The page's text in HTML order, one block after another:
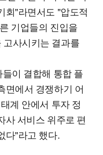
회"라면서도 "압도적
기업들의 진입을
사시키는 결과를
이 결합해 통합 플
면에서 경쟁하기 어
계 안에서 투자 정
사 서비스 위주로 편
다"라고 했다.